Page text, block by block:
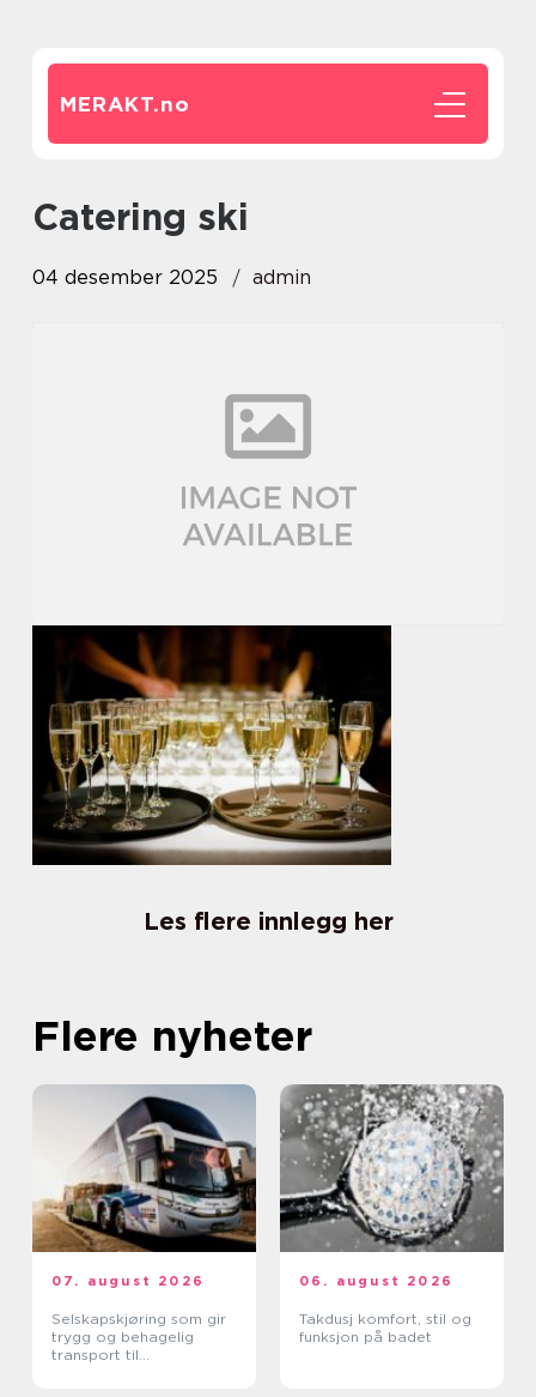
MERAKT.no
catering ski
04 desember 2025 admin
Les flere innlegg her
Flere nyheter
07. august 2026
Selskapskjøring som gir
trygg og behagelig
transport til
06. august 2026
Takdusj komfort, stil og
funksjon på badet